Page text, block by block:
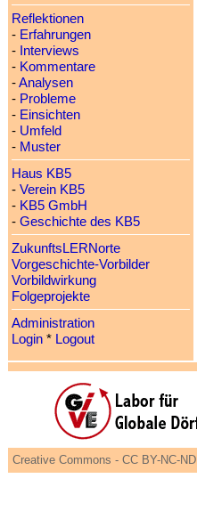
Reflektionen
- Erfahrungen
- Interviews
- Kommentare
-Analysen
- Probleme
- Einsichten
- Umfeld
- Muster
Haus KB5
- Verein KB5
- KB5 GmbH
- Geschichte des KB5
ZukunftsLERNorte
Vorgeschichte-Vorbilder
Vorbildwirkung
Folgeprojekte
Administration
Login* Logout
Creative Commons - CC BY-NC-ND